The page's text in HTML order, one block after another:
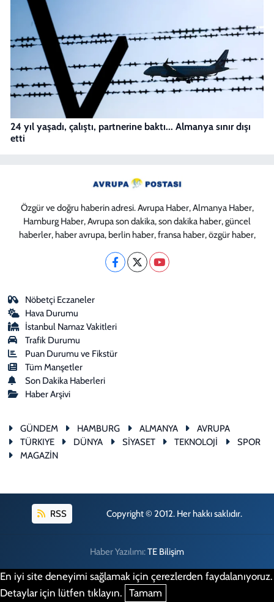
24 yıl yaşadı, çalıştı, partnerine baktı... Almanya sınır dışı
etti
Özgür ve doğru haberin adresi. Avrupa Haber, Almanya Haber,
Hamburg Haber, Avrupa son dakika, son dakika haber, güncel
haberler, haber avrupa, berlin haber, fransa haber, özgür haber,
Nöbetçi Eczaneler
Hava Durumu
İstanbul Namaz Vakitleri
Trafik Durumu
Puan Durumu ve Fikstür
Tüm Manşetler
Son Dakika Haberleri
Haber Arşivi
GÜNDEM HAMBURG ALMANYA
AVRUPA
TÜRKIYE
DÜNYA SİYASET TEKNOLOJİ
SPOR
MAGAZİN
RSS Copyright © 2012. Her hakkı saklıdır.
Haber Yazılımı:TE Bilişim
En iyi site deneyimi sağlamak için çerezlerden faydalanıyoruz.
Detaylar için lütfen tıklayın. Tamam